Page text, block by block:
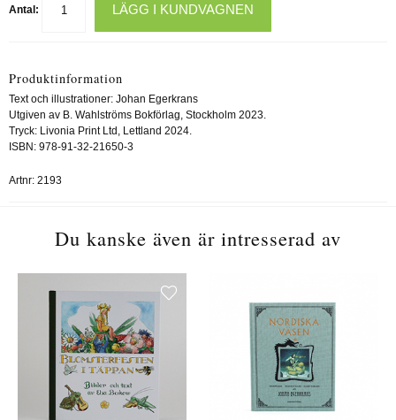
Antal: LÄGG I KUNDVAGNEN
Produktinformation
Text och illustrationer: Johan Egerkrans
Utgiven av B. Wahlströms Bokförlag, Stockholm 2023.
Tryck: Livonia Print Ltd, Lettland 2024.
ISBN: 978-91-32-21650-3
Artnr: 2193
Du kanske även är intresserad av